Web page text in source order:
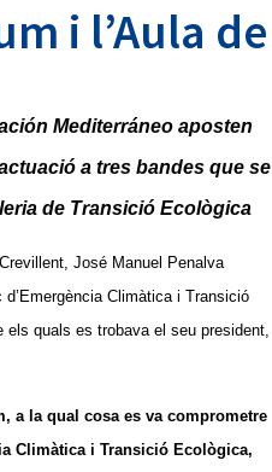
i l’Aula de
Mediterráneo aposten
a tres bandes que se
de Transició Ecològica
José Manuel Penalva
Climàtica i Transició
els quals es trobava el seu president,
a la qual cosa es va comprometre
Climàtica i Transició Ecològica,